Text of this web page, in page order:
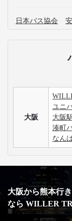
日本バス協会
大阪
ユニ
大阪
湊町
なん
大阪から熊本行
なら WILLER